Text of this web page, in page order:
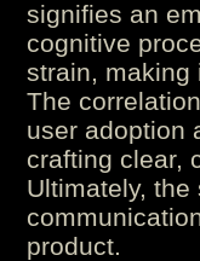
signifies an
cognitive
strain, making
The
user adoption
crafting clear,
Ultimately,
product.